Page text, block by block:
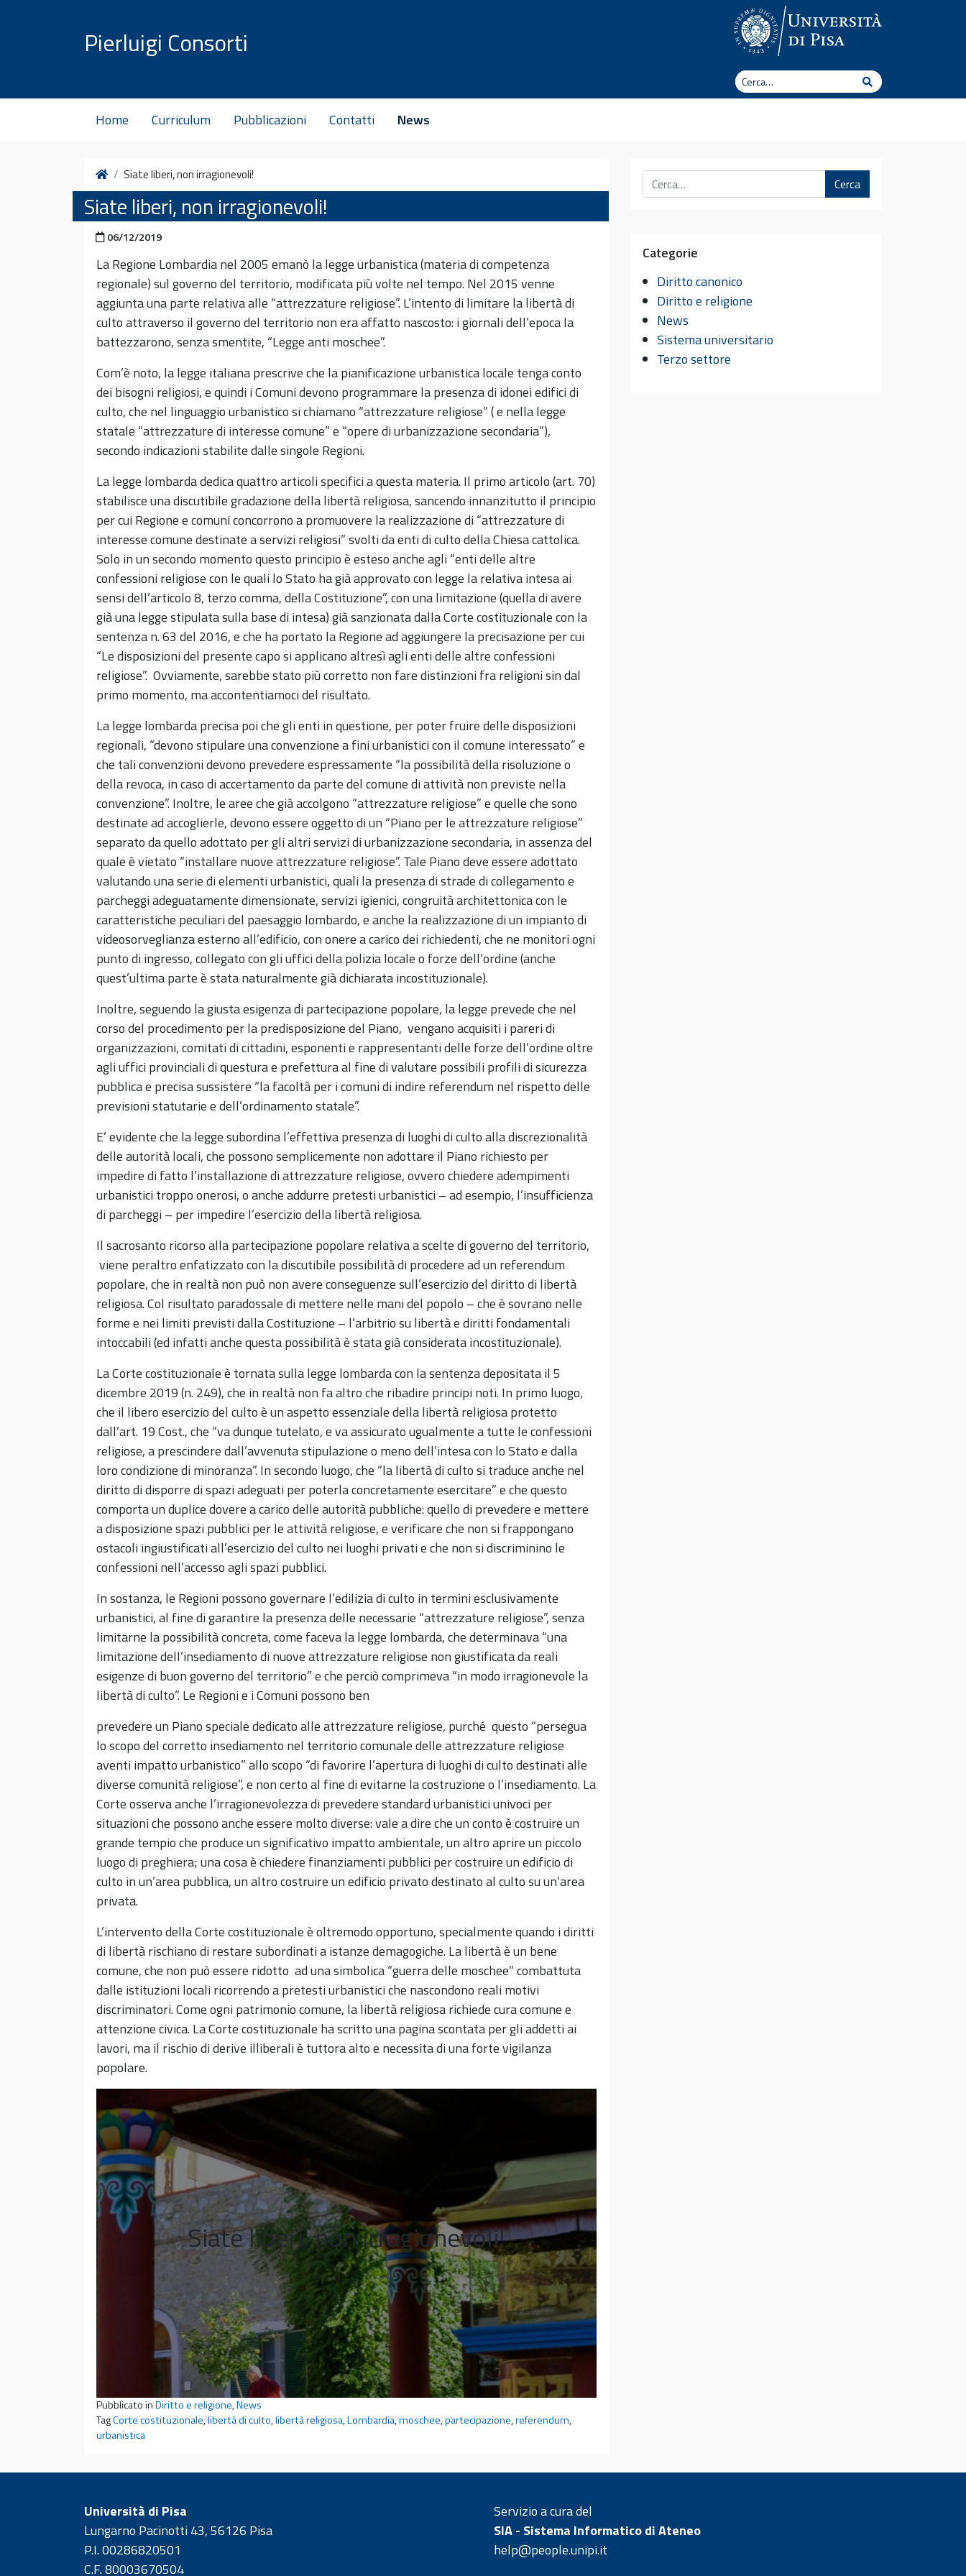
Pierluigi Consorti
Cerca
Cerca
Home Curriculum Pubblicazioni Contatti News
HomeSiate liberi, non irragionevoli!
Siate liberi, non irragionevoli!
Pubblicato il
06/12/2019
La Regione Lombardia nel 2005 emanò la legge urbanistica (materia di competenza
regionale) sul governo del territorio, modificata più volte nel tempo. Nel 2015 venne
aggiunta una parte relativa alle “attrezzature religiose”. L’intento di limitare la libertà di
culto attraverso il governo del territorio non era affatto nascosto: i giornali dell’epoca la
battezzarono, senza smentite, “Legge anti moschee”.
Com’è noto, la legge italiana prescrive che la pianificazione urbanistica locale tenga conto
dei bisogni religiosi, e quindi i Comuni devono programmare la presenza di idonei edifici di
culto, che nel linguaggio urbanistico si chiamano “attrezzature religiose” ( e nella legge
statale “attrezzature di interesse comune” e “opere di urbanizzazione secondaria”),
secondo indicazioni stabilite dalle singole Regioni.
La legge lombarda dedica quattro articoli specifici a questa materia. Il primo articolo (art. 70)
stabilisce una discutibile gradazione della libertà religiosa, sancendo innanzitutto il principio
per cui Regione e comuni concorrono a promuovere la realizzazione di “attrezzature di
interesse comune destinate a servizi religiosi” svolti da enti di culto della Chiesa cattolica.
Solo in un secondo momento questo principio è esteso anche agli “enti delle altre
confessioni religiose con le quali lo Stato ha già approvato con legge la relativa intesa ai
sensi dell’articolo 8, terzo comma, della Costituzione”, con una limitazione (quella di avere
già una legge stipulata sulla base di intesa) già sanzionata dalla Corte costituzionale con la
sentenza n. 63 del 2016, e che ha portato la Regione ad aggiungere la precisazione per cui
“Le disposizioni del presente capo si applicano altresì agli enti delle altre confessioni
religiose”. Ovviamente, sarebbe stato più corretto non fare distinzioni fra religioni sin dal
primo momento, ma accontentiamoci del risultato.
La legge lombarda precisa poi che gli enti in questione, per poter fruire delle disposizioni
regionali, “devono stipulare una convenzione a fini urbanistici con il comune interessato” e
che tali convenzioni devono prevedere espressamente “la possibilità della risoluzione o
della revoca, in caso di accertamento da parte del comune di attività non previste nella
convenzione”. Inoltre, le aree che già accolgono “attrezzature religiose” e quelle che sono
destinate ad accoglierle, devono essere oggetto di un “Piano per le attrezzature religiose”
separato da quello adottato per gli altri servizi di urbanizzazione secondaria, in assenza del
quale è vietato “installare nuove attrezzature religiose”. Tale Piano deve essere adottato
valutando una serie di elementi urbanistici, quali la presenza di strade di collegamento e
parcheggi adeguatamente dimensionate, servizi igienici, congruità architettonica con le
caratteristiche peculiari del paesaggio lombardo, e anche la realizzazione di un impianto di
videosorveglianza esterno all’edificio, con onere a carico dei richiedenti, che ne monitori ogni
punto di ingresso, collegato con gli uffici della polizia locale o forze dell’ordine (anche
quest’ultima parte è stata naturalmente già dichiarata incostituzionale).
Inoltre, seguendo la giusta esigenza di partecipazione popolare, la legge prevede che nel
corso del procedimento per la predisposizione del Piano, vengano acquisiti i pareri di
organizzazioni, comitati di cittadini, esponenti e rappresentanti delle forze dell’ordine oltre
agli uffici provinciali di questura e prefettura al fine di valutare possibili profili di sicurezza
pubblica e precisa sussistere “la facoltà per i comuni di indire referendum nel rispetto delle
previsioni statutarie e dell’ordinamento statale”.
E’ evidente che la legge subordina l’effettiva presenza di luoghi di culto alla discrezionalità
delle autorità locali, che possono semplicemente non adottare il Piano richiesto per
impedire di fatto l’installazione di attrezzature religiose, ovvero chiedere adempimenti
urbanistici troppo onerosi, o anche addurre pretesti urbanistici – ad esempio, l’insufficienza
di parcheggi – per impedire l’esercizio della libertà religiosa.
Il sacrosanto ricorso alla partecipazione popolare relativa a scelte di governo del territorio,
viene peraltro enfatizzato con la discutibile possibilità di procedere ad un referendum
popolare, che in realtà non può non avere conseguenze sull’esercizio del diritto di libertà
religiosa. Col risultato paradossale di mettere nelle mani del popolo – che è sovrano nelle
forme e nei limiti previsti dalla Costituzione – l’arbitrio su libertà e diritti fondamentali
intoccabili (ed infatti anche questa possibilità è stata già considerata incostituzionale).
La Corte costituzionale è tornata sulla legge lombarda con la sentenza depositata il 5
dicembre 2019 (n. 249), che in realtà non fa altro che ribadire principi noti. In primo luogo,
che il libero esercizio del culto è un aspetto essenziale della libertà religiosa protetto
dall’art. 19 Cost., che “va dunque tutelato, e va assicurato ugualmente a tutte le confessioni
religiose, a prescindere dall’avvenuta stipulazione o meno dell’intesa con lo Stato e dalla
loro condizione di minoranza”. In secondo luogo, che “la libertà di culto si traduce anche nel
diritto di disporre di spazi adeguati per poterla concretamente esercitare” e che questo
comporta un duplice dovere a carico delle autorità pubbliche: quello di prevedere e mettere
a disposizione spazi pubblici per le attività religiose, e verificare che non si frappongano
ostacoli ingiustificati all’esercizio del culto nei luoghi privati e che non si discriminino le
confessioni nell’accesso agli spazi pubblici.
In sostanza, le Regioni possono governare l’edilizia di culto in termini esclusivamente
urbanistici, al fine di garantire la presenza delle necessarie “attrezzature religiose”, senza
limitarne la possibilità concreta, come faceva la legge lombarda, che determinava “una
limitazione dell’insediamento di nuove attrezzature religiose non giustificata da reali
esigenze di buon governo del territorio” e che perciò comprimeva “in modo irragionevole la
libertà di culto”. Le Regioni e i Comuni possono ben
prevedere un Piano speciale dedicato alle attrezzature religiose, purché questo “persegua
lo scopo del corretto insediamento nel territorio comunale delle attrezzature religiose
aventi impatto urbanistico” allo scopo “di favorire l’apertura di luoghi di culto destinati alle
diverse comunità religiose”, e non certo al fine di evitarne la costruzione o l’insediamento. La
Corte osserva anche l’irragionevolezza di prevedere standard urbanistici univoci per
situazioni che possono anche essere molto diverse: vale a dire che un conto è costruire un
grande tempio che produce un significativo impatto ambientale, un altro aprire un piccolo
luogo di preghiera; una cosa è chiedere finanziamenti pubblici per costruire un edificio di
culto in un’area pubblica, un altro costruire un edificio privato destinato al culto su un’area
privata.
L’intervento della Corte costituzionale è oltremodo opportuno, specialmente quando i diritti
di libertà rischiano di restare subordinati a istanze demagogiche. La libertà è un bene
comune, che non può essere ridotto ad una simbolica “guerra delle moschee” combattuta
dalle istituzioni locali ricorrendo a pretesti urbanistici che nascondono reali motivi
discriminatori. Come ogni patrimonio comune, la libertà religiosa richiede cura comune e
attenzione civica. La Corte costituzionale ha scritto una pagina scontata per gli addetti ai
lavori, ma il rischio di derive illiberali è tuttora alto e necessita di una forte vigilanza
popolare.
Siate liberi, non irragionevoli!
Pubblicato inDiritto e religione,News
TagCorte costituzionale,libertà di culto,libertà religiosa,Lombardia,moschee,partecipazione,referendum,
urbanistica
Cerca
Categorie
Diritto canonico
Diritto e religione
News
Sistema universitario
Terzo settore
Università di Pisa
Lungarno Pacinotti 43, 56126 Pisa
P.I. 00286820501
C.F. 80003670504
Servizio a cura del
SIA - Sistema Informatico di Ateneo
help@people.unipi.it